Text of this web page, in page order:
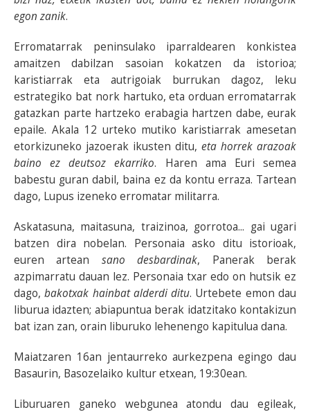
egon zanik.
Erromatarrak peninsulako iparraldearen konkistea
amaitzen dabilzan sasoian kokatzen da istorioa;
karistiarrak eta autrigoiak burrukan dagoz, leku
estrategiko bat nork hartuko, eta orduan erromatarrak
gatazkan parte hartzeko erabagia hartzen dabe, eurak
epaile. Akala 12 urteko mutiko karistiarrak amesetan
etorkizuneko jazoerak ikusten ditu, eta horrek arazoak
baino ez deutsoz ekarriko. Haren ama Euri semea
babestu guran dabil, baina ez da kontu erraza. Tartean
dago, Lupus izeneko erromatar militarra.
Askatasuna, maitasuna, traizinoa, gorrotoa... gai ugari
batzen dira nobelan. Personaia asko ditu istorioak,
euren artean sano desbardinak, Panerak berak
azpimarratu dauan lez. Personaia txar edo on hutsik ez
dago,bakotxak hainbat alderdi ditu. Urtebete emon dau
liburua idazten; abiapuntua berak idatzitako kontakizun
bat izan zan, orain liburuko lehenengo kapitulua dana.
Maiatzaren 16an jentaurreko aurkezpena egingo dau
Basaurin, Basozelaiko kultur etxean, 19:30ean.
Liburuaren ganeko webgunea atondu dau egileak,